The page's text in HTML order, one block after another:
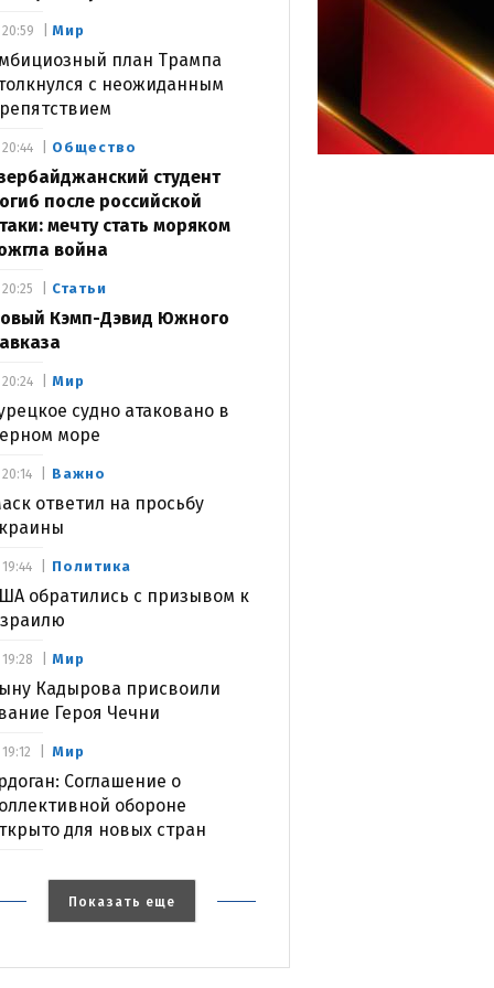
Мир
план Трампа
с неожиданным
20:59
Общество
студент
после российской
мечту стать моряком
война
20:44
Статьи
Кэмп-Дэвид Южного
20:25
Мир
судно атаковано в
море
20:24
Важно
ответил на просьбу
20:14
Политика
обратились с призывом к
19:44
Мир
Кадырова присвоили
Героя Чечни
19:28
Мир
Соглашение о
обороне
для новых стран
19:12
Показать еще